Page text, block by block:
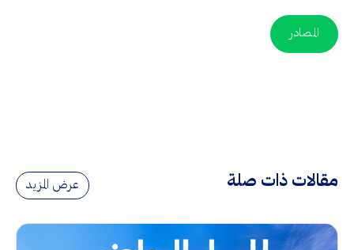
المصادر
مقالات ذات صلة عرض المزيد